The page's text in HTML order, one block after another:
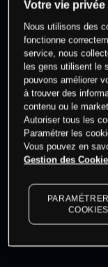
0 % des
cet actif
dernières
Votre vie
Nous utilisons des
fonctionne
service, nous
les gens utilisent le
pouvons améliorer
à trouver des
contenu ou le
Autoriser tous les
Paramétrer les
Vous pouvez en
Gestion des
COOKIES